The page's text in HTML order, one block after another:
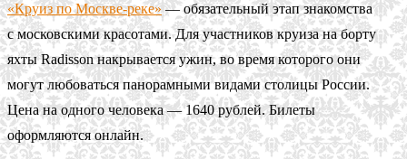
«Круиз по Москве-реке» — обязательный этап знакомства
с московскими красотами. Для участников круиза на борту
яхты Radisson накрывается ужин, во время которого они
могут любоваться панорамными видами столицы России.
Цена на одного человека — 1640 рублей. Билеты
оформляются онлайн.